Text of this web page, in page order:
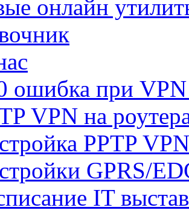
онлайн
ошибка при
VPN на
PPTP
GPRS/
IT